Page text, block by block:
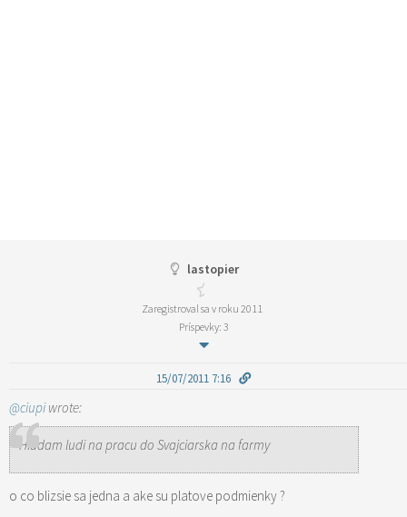
lastopier
Zaregistroval sa v roku 2011
Príspevky: 3
15/07/2011 7:16
@ciupiwrote:
Hladam ludi na pracu do Svajciarska na farmy
o co blizsie sa jedna a ake su platove podmienky ?